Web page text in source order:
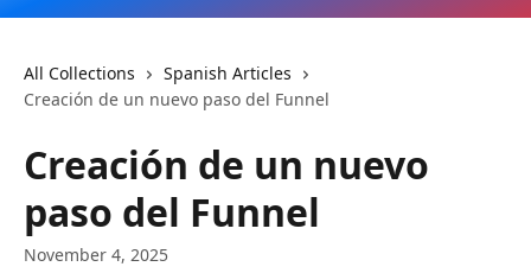
All Collections
Spanish Articles
Creación de un nuevo paso del Funnel
Creación de un nuevo
paso del Funnel
November 4, 2025